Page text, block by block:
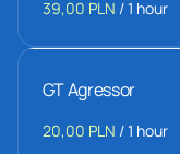
/
GT Agressor
/